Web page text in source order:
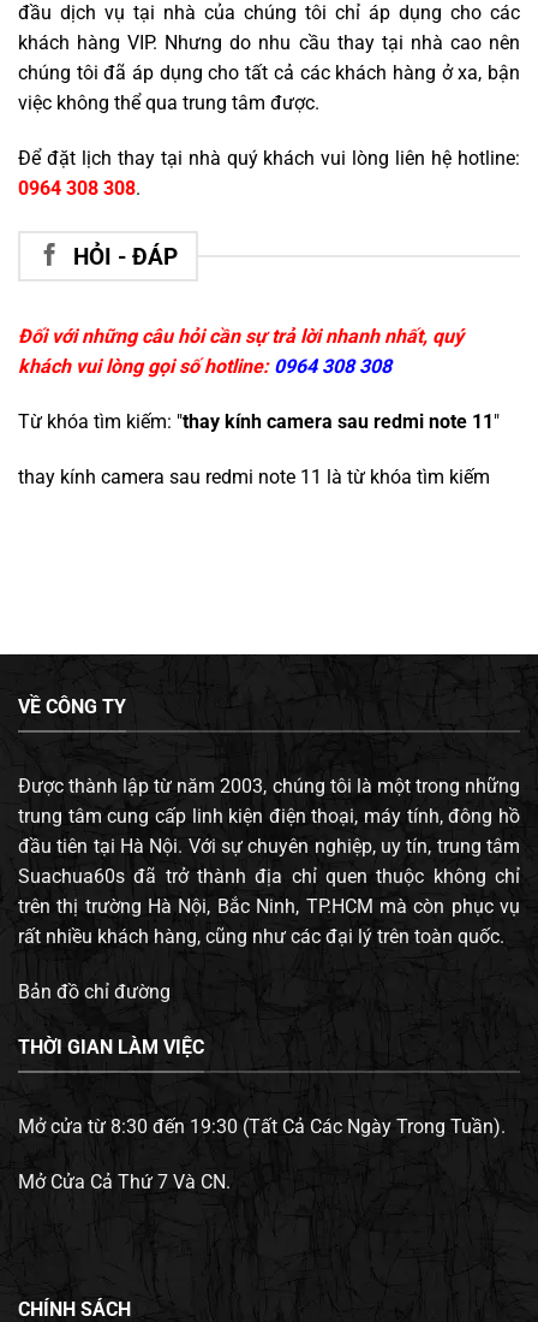
đầu dịch vụ tại nhà của chúng tôi chỉ áp dụng cho các
khách hàng VIP. Nhưng do nhu cầu thay tại nhà cao nên
chúng tôi đã áp dụng cho tất cả các khách hàng ở xa, bận
việc không thể qua trung tâm được.
Để đặt lịch thay tại nhà quý khách vui lòng liên hệ hotline:
0964 308 308.
HỎI - ĐÁP
Đối với những câu hỏi cần sự trả lời nhanh nhất, quý
khách vui lòng gọi số hotline: 0964 308 308
Từ khóa tìm kiếm: "thay kính camera sau redmi note 11"
thay kính camera sau redmi note 11 là từ khóa tìm kiếm
VỀ CÔNG TY
Được thành lập từ năm 2003, chúng tôi là một trong những
trung tâm cung cấp linh kiện điện thoại, máy tính, đông hồ
đầu tiên tại Hà Nội. Với sự chuyên nghiệp, uy tín, trung tâm
Suachua60s đã trở thành địa chỉ quen thuộc không chỉ
trên thị trường Hà Nội, Bắc Ninh, TP.HCM mà còn phục vụ
rất nhiều khách hàng, cũng như các đại lý trên toàn quốc.
Bản đồ chỉ đường
THỜI GIAN LÀM VIỆC
Mở cửa từ 8:30 đến 19:30 (Tất Cả Các Ngày Trong Tuần).
Mở Cửa Cả Thứ 7 Và CN.
CHÍNH SÁCH